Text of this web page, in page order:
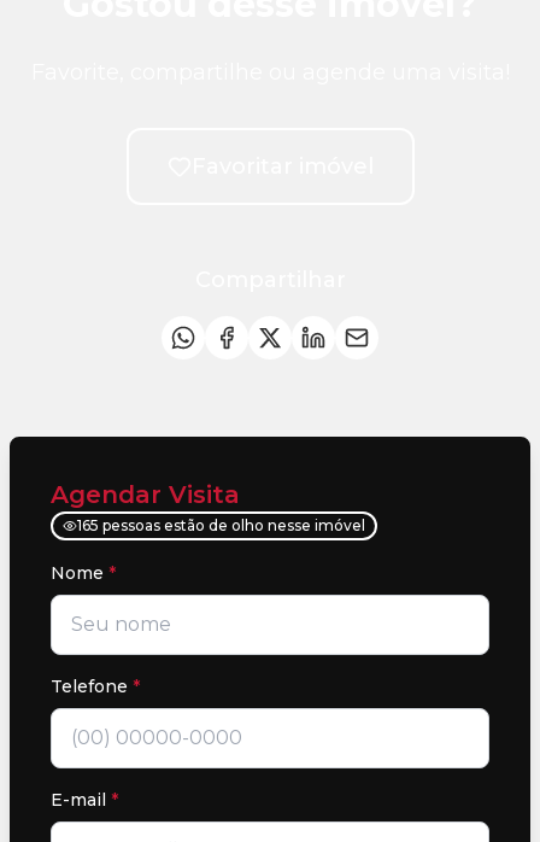
Agendar Visita
165 pessoas estão de olho nesse imóvel
Nome *
Telefone *
E-mail *